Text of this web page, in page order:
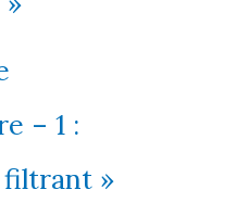
– 1 :
filtrant »